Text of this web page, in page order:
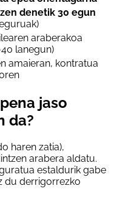
denetik 30 egun
araberakoa
lanegun)
amaieran, kontratua
jaso
da?
haren zatia),
arabera aldatu.
estaldurik gabe
du derrigorrezko